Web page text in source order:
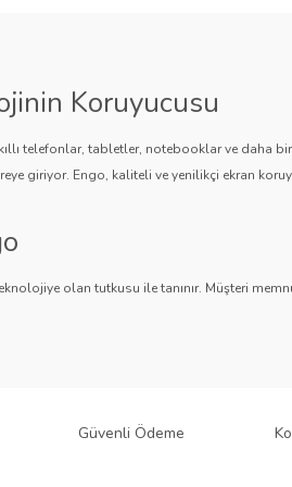
Koruyucusu
telefonlar, tabletler, notebooklar ve daha
giriyor. Engo, kaliteli ve yenilikçi ekran
olan tutkusu ile tanınır. Müşteri
Akıllı telefonlardan tabletlere,
Güvenli Ödeme